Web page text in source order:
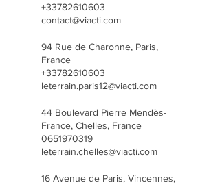
+33782610603
contact@viacti.com
94 Rue de Charonne, Paris,
France
+33782610603
leterrain.paris12@viacti.com
44 Boulevard Pierre Mendès-
France, Chelles, France
0651970319
leterrain.chelles@viacti.com
16 Avenue de Paris, Vincennes,